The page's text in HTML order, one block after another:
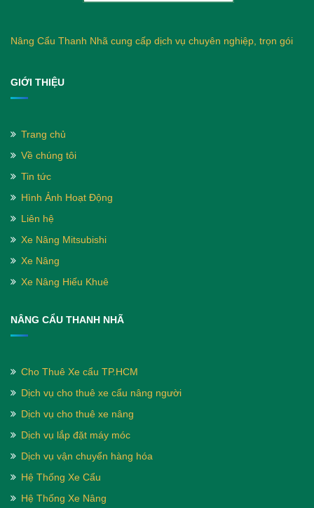
Nâng Cẩu Thanh Nhã cung cấp dịch vụ chuyên nghiệp, trọn gói
GIỚI THIỆU
Trang chủ
Về chúng tôi
Tin tức
Hình Ảnh Hoạt Động
Liên hệ
Xe Nâng Mitsubishi
Xe Nâng
Xe Nâng Hiếu Khuê
NÂNG CẨU THANH NHÃ
Cho Thuê Xe cẩu TP.HCM
Dịch vụ cho thuê xe cẩu nâng người
Dịch vụ cho thuê xe nâng
Dịch vụ lắp đặt máy móc
Dịch vụ vận chuyển hàng hóa
Hệ Thống Xe Cẩu
Hệ Thống Xe Nâng